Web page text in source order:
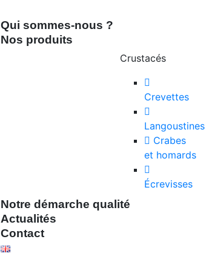
Qui sommes-nous ?
Nos produits
Crustacés
Crevettes
Langoustines
Crabes
et homards
Écrevisses
Notre démarche qualité
Actualités
Contact